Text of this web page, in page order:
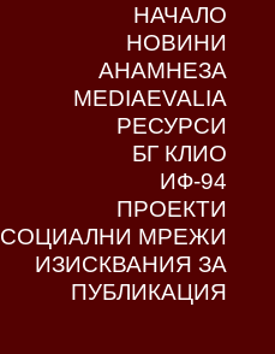
НАЧАЛО
НОВИНИ
АНАМНЕЗА
MEDIAEVALIA
РЕСУРСИ
БГ КЛИО
ИФ-94
ПРОЕКТИ
СОЦИАЛНИ МРЕЖИ
ИЗИСКВАНИЯ ЗА
ПУБЛИКАЦИЯ